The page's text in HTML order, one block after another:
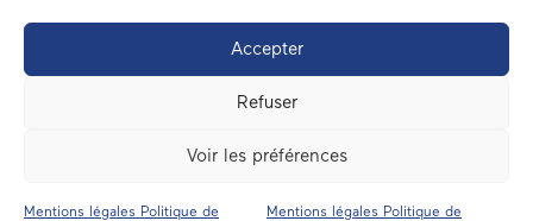
Accepter
Refuser
Voir les préférences
Mentions légales Politique de Mentions légales Politique de
Dans les médias
En circonscription
A l’assemblée
Contact